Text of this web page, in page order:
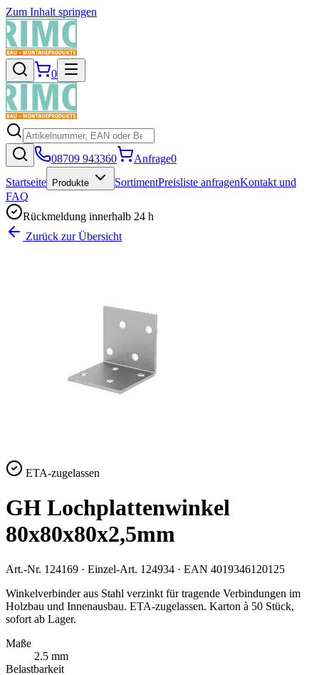
Zum Inhalt springen
0
08709 943360 Anfrage0
Startseite
Produkte SortimentPreisliste anfragenKontakt und
FAQ
Rückmeldung innerhalb 24 h
Zurück zur Übersicht
ETA-zugelassen
GH Lochplattenwinkel
80x80x80x2,5mm
Art.-Nr. 124169 · Einzel-Art. 124934 · EAN 4019346120125
Winkelverbinder aus Stahl verzinkt für tragende Verbindungen im
Holzbau und Innenausbau. ETA-zugelassen. Karton à 50 Stück,
sofort ab Lager.
Maße
2.5 mm
Belastbarkeit